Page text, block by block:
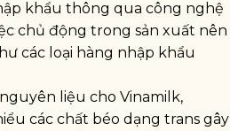
khẩu thông qua công nghệ
chủ động trong sản xuất nên
các loại hàng nhập khẩu
liệu cho Vinamilk,
các chất béo dạng trans gây